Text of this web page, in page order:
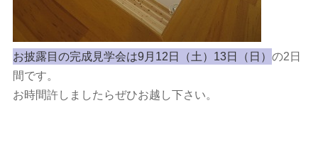
お披露目の完成見学会は9月12日（土）13日（日） の2日
間です。
お時間許しましたらぜひお越し下さい。